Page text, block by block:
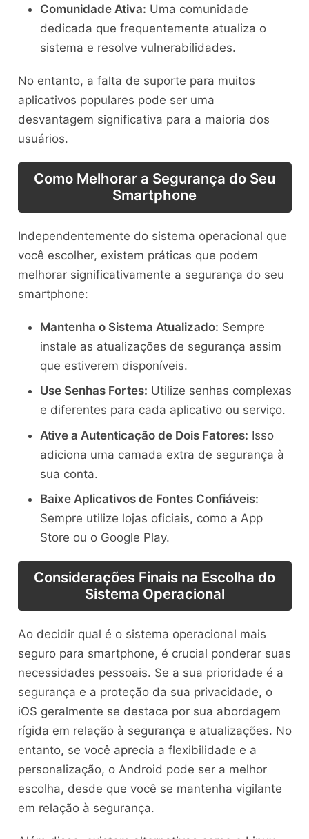
Comunidade Ativa: Uma comunidade
dedicada que frequentemente atualiza o
sistema e resolve vulnerabilidades.
No entanto, a falta de suporte para muitos
aplicativos populares pode ser uma
desvantagem significativa para a maioria dos
usuários.
Como Melhorar a Segurança do Seu
Smartphone
Independentemente do sistema operacional que
você escolher, existem práticas que podem
melhorar significativamente a segurança do seu
smartphone:
Mantenha o Sistema Atualizado: Sempre
instale as atualizações de segurança assim
que estiverem disponíveis.
Use Senhas Fortes: Utilize senhas complexas
e diferentes para cada aplicativo ou serviço.
Ative a Autenticação de Dois Fatores: Isso
adiciona uma camada extra de segurança à
sua conta.
Baixe Aplicativos de Fontes Confiáveis:
Sempre utilize lojas oficiais, como a App
Store ou o Google Play.
Considerações Finais na Escolha do
Sistema Operacional
Ao decidir qual é o sistema operacional mais
seguro para smartphone, é crucial ponderar suas
necessidades pessoais. Se a sua prioridade é a
segurança e a proteção da sua privacidade, o
iOS geralmente se destaca por sua abordagem
rígida em relação à segurança e atualizações. No
entanto, se você aprecia a flexibilidade e a
personalização, o Android pode ser a melhor
escolha, desde que você se mantenha vigilante
em relação à segurança.